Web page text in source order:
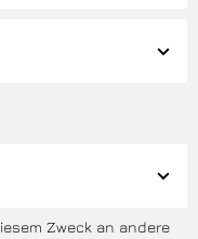
Zweck an andere